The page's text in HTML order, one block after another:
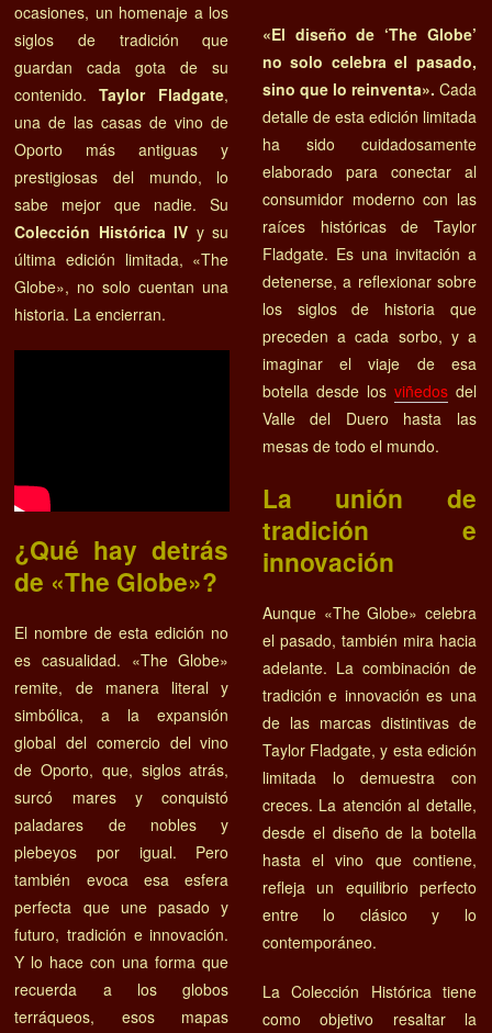
ocasiones, un homenaje a los
siglos de tradición que
guardan cada gota de su
contenido.Taylor Fladgate,
una de las casas de vino de
Oporto más antiguas y
prestigiosas del mundo, lo
sabe mejor que nadie. Su
Colección Histórica IV y su
última edición limitada, «The
Globe», no solo cuentan una
historia. La encierran.
¿Qué hay detrás
de «The Globe»?
El nombre de esta edición no
es casualidad. «The Globe»
remite, de manera literal y
simbólica, a la expansión
global del comercio del vino
de Oporto, que, siglos atrás,
surcó mares y conquistó
paladares de nobles y
plebeyos por igual. Pero
también evoca esa esfera
perfecta que une pasado y
futuro, tradición e innovación.
Y lo hace con una forma que
recuerda a los globos
terráqueos, esos mapas
«El diseño de ‘The Globe’
no solo celebra el pasado,
sino que lo reinventa». Cada
detalle de esta edición limitada
ha sido cuidadosamente
elaborado para conectar al
consumidor moderno con las
raíces históricas de Taylor
Fladgate. Es una invitación a
detenerse, a reflexionar sobre
los siglos de historia que
preceden a cada sorbo, y a
imaginar el viaje de esa
botella desde los viñedosdel
Valle del Duero hasta las
mesas de todo el mundo.
La unión de
tradición e
innovación
Aunque «The Globe» celebra
el pasado, también mira hacia
adelante. La combinación de
tradición e innovación es una
de las marcas distintivas de
Taylor Fladgate, y esta edición
limitada lo demuestra con
creces. La atención al detalle,
desde el diseño de la botella
hasta el vino que contiene,
refleja un equilibrio perfecto
entre lo clásico y lo
contemporáneo.
La Colección Histórica tiene
como objetivo resaltar la